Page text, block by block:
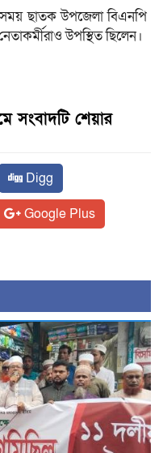
ছাতক উপজেলা বিএনপি
উপস্থিত ছিলেন।
সংবাদটি শেয়ার
Digg
Google Plus